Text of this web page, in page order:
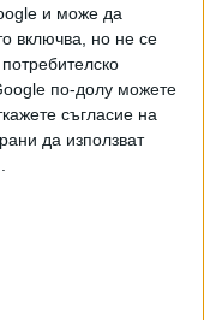
и може да
включва, но не се
по-долу можете
съгласие на
да използват
земеделско